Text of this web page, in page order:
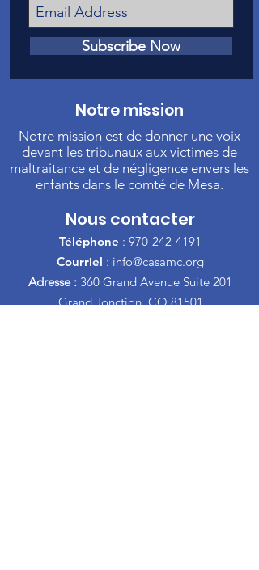
Subscribe Now
Notre mission
Notre mission est de donner une voix
devant les tribunaux aux victimes de
maltraitance et de négligence envers les
enfants dans le comté de Mesa.
Nous contacter
Téléphone : 970-242-4191
Courriel : info@casamc.org
Adresse : 360 Grand Avenue Suite 201
Grand Jonction, CO 81501